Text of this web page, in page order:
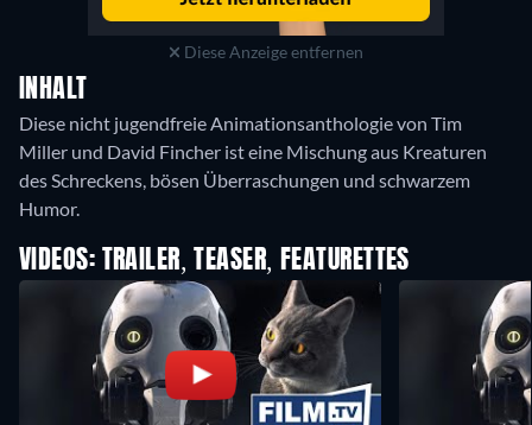
Diese Anzeige entfernen
INHALT
Diese nicht jugendfreie Animationsanthologie von Tim
Miller und David Fincher ist eine Mischung aus Kreaturen
des Schreckens, bösen Überraschungen und schwarzem
Humor.
VIDEOS: TRAILER, TEASER, FEATURETTES